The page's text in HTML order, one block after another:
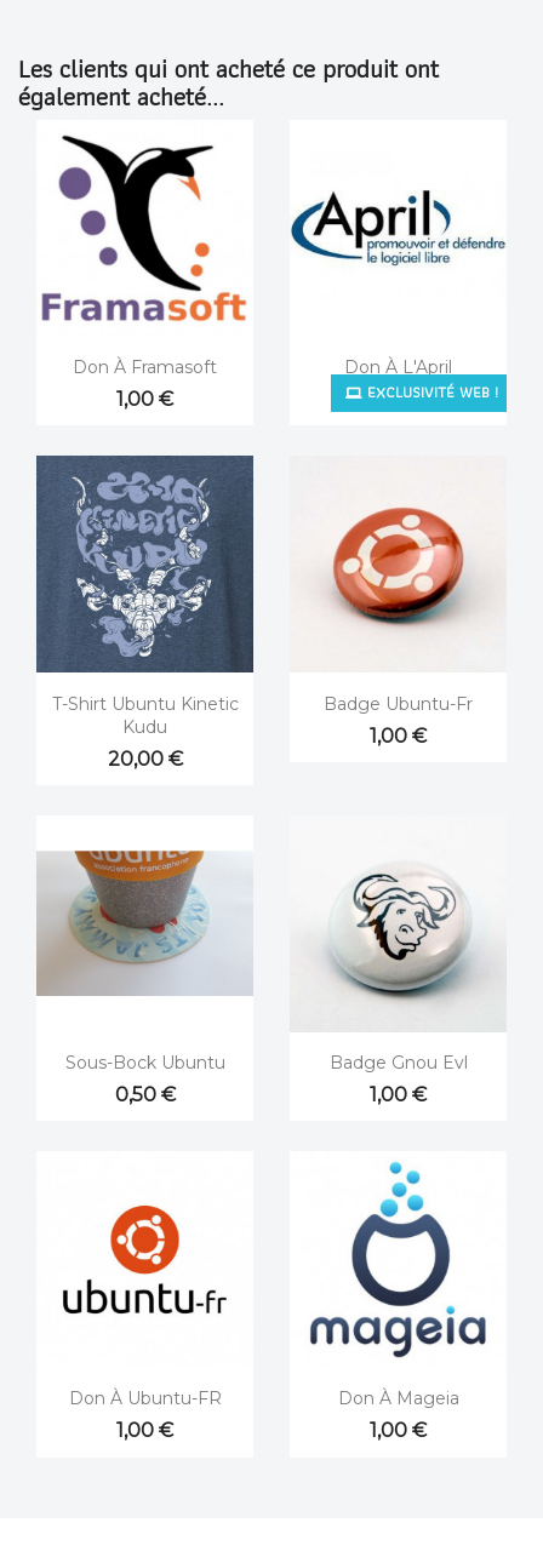
Les clients qui ont acheté ce produit ont
également acheté...
Aperçu rapide
Don À Framasoft
1,00 €
Aperçu rapide
Don À L'April
1,00 €
EXCLUSIVITÉ WEB !
Aperçu rapide
T-Shirt Ubuntu Kinetic
Kudu
20,00 €
Aperçu rapide
Badge Ubuntu-Fr
1,00 €
Aperçu rapide
Sous-Bock Ubuntu
0,50 €
Aperçu rapide
Badge Gnou Evl
1,00 €
Aperçu rapide
Don À Ubuntu-FR
1,00 €
Aperçu rapide
Don À Mageia
1,00 €